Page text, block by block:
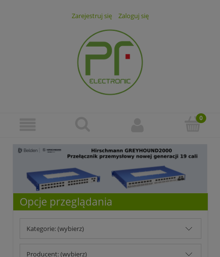
Zarejestruj się Zaloguj się
Opcje przeglądania
Kategorie: (wybierz)
Producent: (wybierz)